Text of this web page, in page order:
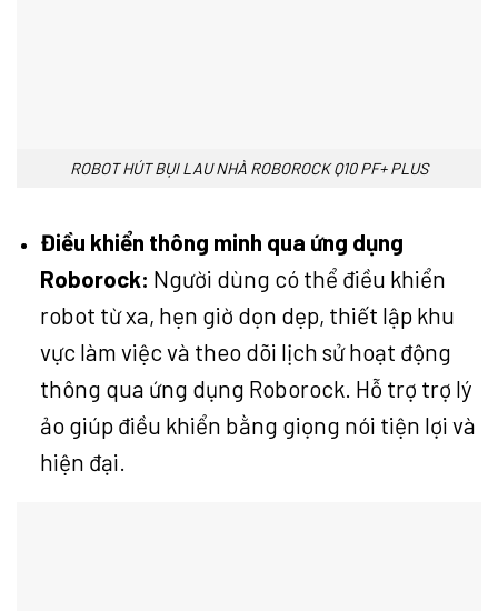
ROBOT HÚT BỤI LAU NHÀ ROBOROCK Q10 PF+ PLUS
Điều khiển thông minh qua ứng dụng
Roborock: Người dùng có thể điều khiển
robot từ xa, hẹn giờ dọn dẹp, thiết lập khu
vực làm việc và theo dõi lịch sử hoạt động
thông qua ứng dụng Roborock. Hỗ trợ trợ lý
ảo giúp điều khiển bằng giọng nói tiện lợi và
hiện đại.